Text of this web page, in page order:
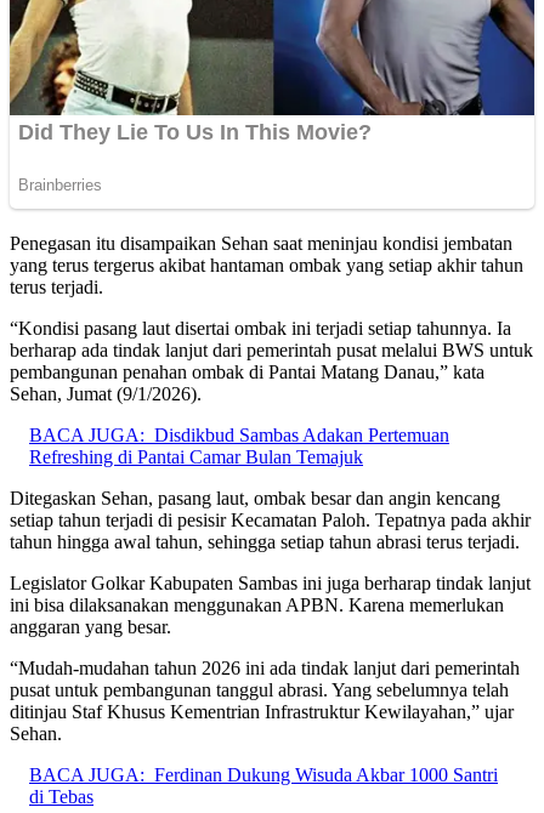
Penegasan itu disampaikan Sehan saat meninjau kondisi jembatan
yang terus tergerus akibat hantaman ombak yang setiap akhir tahun
terus terjadi.
“Kondisi pasang laut disertai ombak ini terjadi setiap tahunnya. Ia
berharap ada tindak lanjut dari pemerintah pusat melalui BWS untuk
pembangunan penahan ombak di Pantai Matang Danau,” kata
Sehan, Jumat (9/1/2026).
BACA JUGA: Disdikbud Sambas Adakan Pertemuan
Refreshing di Pantai Camar Bulan Temajuk
Ditegaskan Sehan, pasang laut, ombak besar dan angin kencang
setiap tahun terjadi di pesisir Kecamatan Paloh. Tepatnya pada akhir
tahun hingga awal tahun, sehingga setiap tahun abrasi terus terjadi.
Legislator Golkar Kabupaten Sambas ini juga berharap tindak lanjut
ini bisa dilaksanakan menggunakan APBN. Karena memerlukan
anggaran yang besar.
“Mudah-mudahan tahun 2026 ini ada tindak lanjut dari pemerintah
pusat untuk pembangunan tanggul abrasi. Yang sebelumnya telah
ditinjau Staf Khusus Kementrian Infrastruktur Kewilayahan,” ujar
Sehan.
BACA JUGA: Ferdinan Dukung Wisuda Akbar 1000 Santri
di Tebas